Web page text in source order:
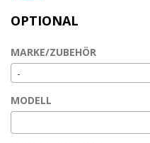
OPTIONAL
MARKE/ZUBEHÖR
-
MODELL